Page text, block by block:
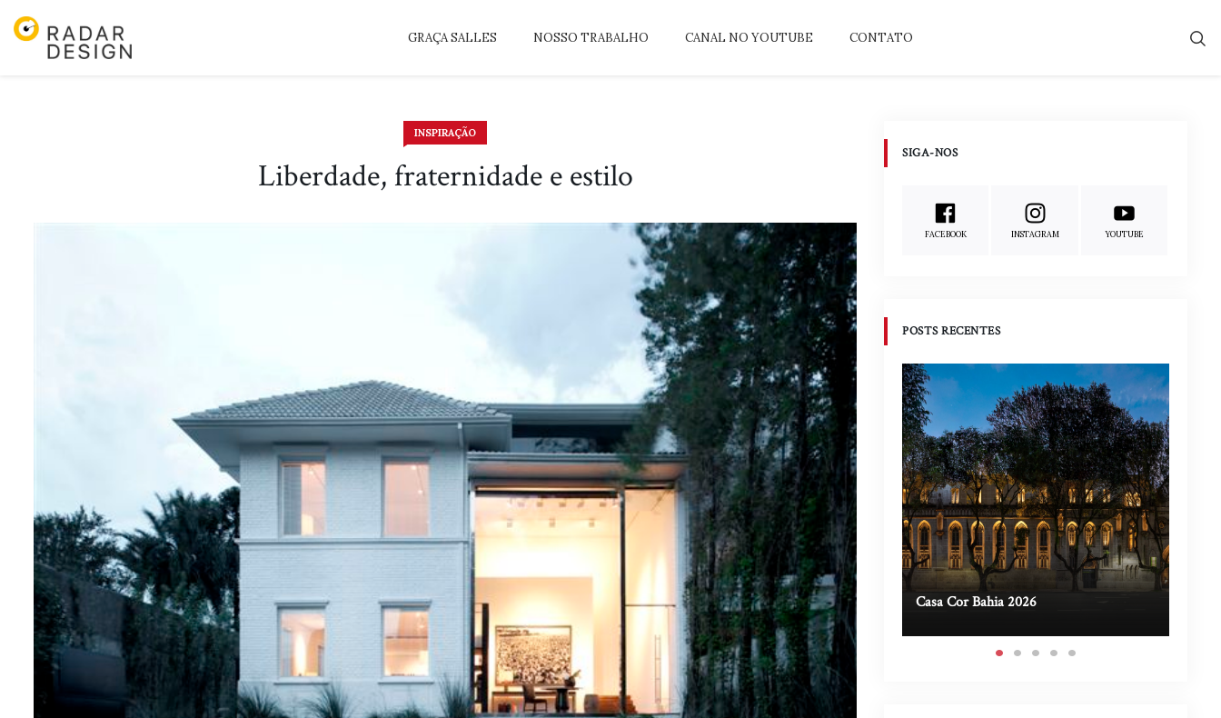
para
GRAÇA SALLES NOSSO TRABALHO CANAL NO YOUTUBE CONTATO
INSPIRAÇÃO
Liberdade, fraternidade e estilo
SIGA-NOS
FACEBOOK INSTAGRAM YOUTUBE
POSTS RECENTES
Casa Cor Bahia 2026